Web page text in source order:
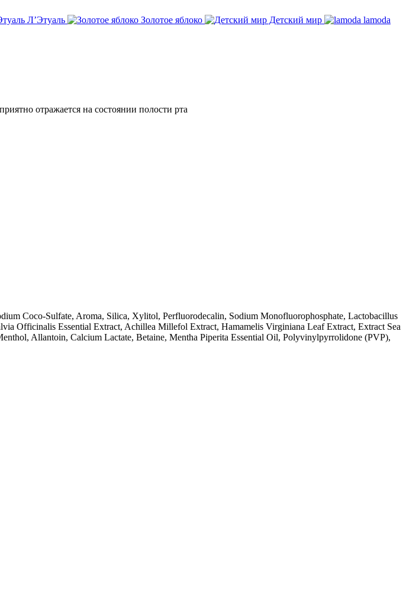
Л’Этуаль Золотое яблоко Детский мир lamoda
отражается на состоянии полости рта
Coco-Sulfate, Aroma, Silica, Xylitol, Perfluorodecalin, Sodium Monofluorophosphate, Lactobacillus
Officinalis Essential Extract, Achillea Millefol Extract, Hamamelis Virginiana Leaf Extract, Extract Sea
Allantoin, Calcium Lactate, Betaine, Mentha Piperita Essential Oil, Polyvinylpyrrolidone (PVP),